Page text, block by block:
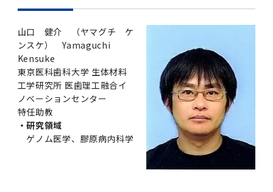
山口 健介 （ヤマグチ ケ
ンスケ） Yamaguchi
Kensuke
東京医科歯科大学 生体材料
工学研究所 医歯理工融合イ
ノベーションセンター
特任助教
・研究領域
ゲノム医学、膠原病内科学